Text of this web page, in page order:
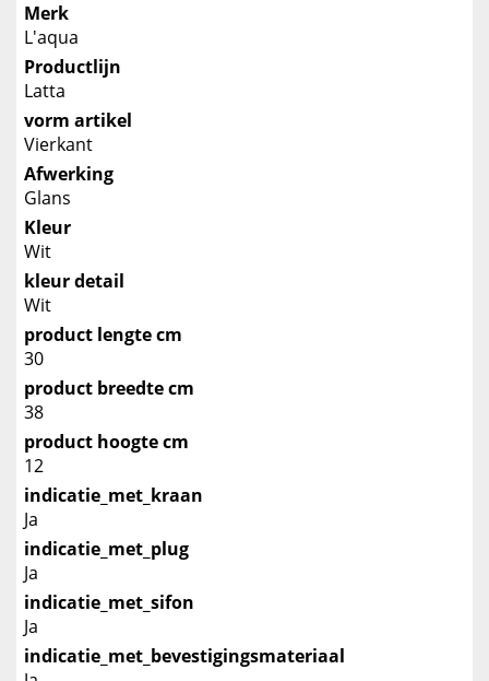
Merk
L'aqua
Productlijn
Latta
vorm artikel
Vierkant
Afwerking
Glans
Kleur
Wit
kleur detail
Wit
product lengte cm
30
product breedte cm
38
product hoogte cm
12
indicatie_met_kraan
Ja
indicatie_met_plug
Ja
indicatie_met_sifon
Ja
indicatie_met_bevestigingsmateriaal